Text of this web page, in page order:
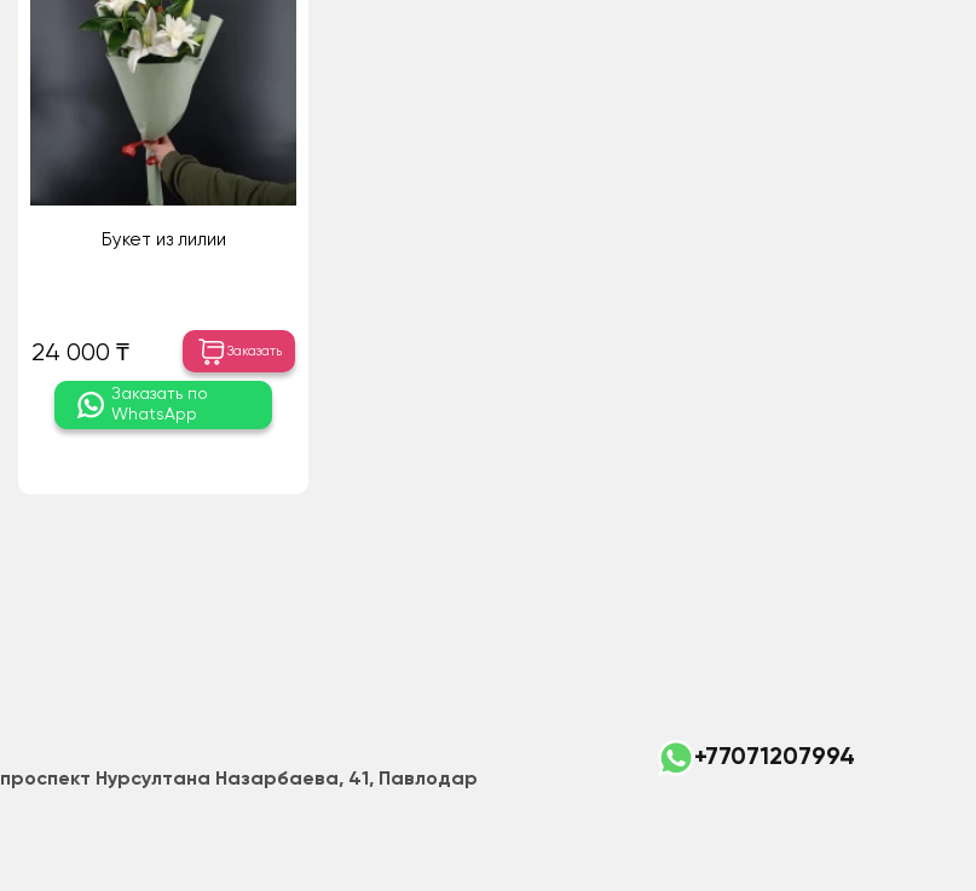
Букет из лилии
24 000 ₸ Заказать
Заказать по
WhatsApp
проспект Нурсултана Назарбаева, 41, Павлодар
+77071207994